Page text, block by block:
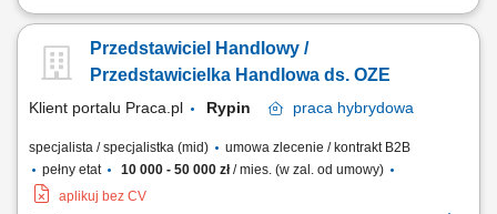
Doradzanie klientom w zakresie nowoczesnych rozwiązań z obszaru
prowadzenie spotkań handlowych. Przygotowywanie ofert i
finalizowanie sprzedaży. Budowanie długofalowych relacji z klientami.
Przedstawiciel Handlowy /
Przedstawicielka Handlowa ds. OZE
Klient portalu Praca.pl Rypin praca hybrydowa
specjalista / specjalistka (mid)
umowa zlecenie / kontrakt B2B
pełny etat
10 000 - 50 000 zł/ mies. (w zal. od umowy)
aplikuj bez CV